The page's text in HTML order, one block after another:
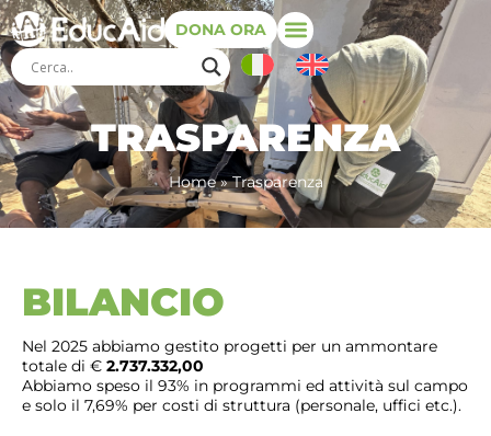
DONA ORA
TRASPARENZA
Home»Trasparenza
BILANCIO
Nel 2025 abbiamo gestito progetti per un ammontare
totale di € 2.737.332,00
Abbiamo speso il 93% in programmi ed attività sul campo
e solo il 7,69% per costi di struttura (personale, uffici etc.).